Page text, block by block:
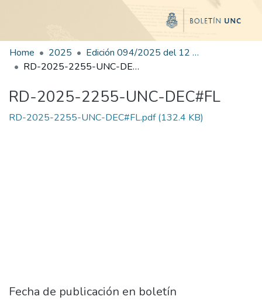
Home 2025
Edición 094/2025 del 12 de noviembre de 2025
RD-2025-2255-UNC-DEC#FL
RD-2025-2255-UNC-DEC#FL
RD-2025-2255-UNC-DEC#FL.pdf(132.4 KB)
Fecha de publicación en boletín